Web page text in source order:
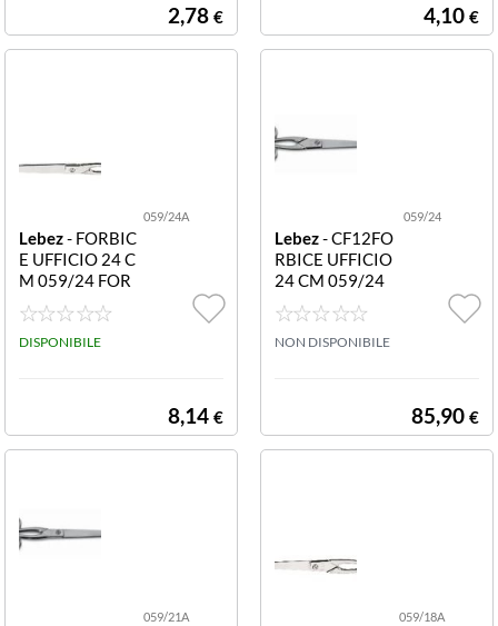
2,78 € 4,10 €
059/24A
Lebez- FORBIC
E UFFICIO 24 C
M 059/24 FOR
BICE UFFICIO 2
4 CM
DISPONIBILE
8,14 €
059/24
Lebez- CF12FO
RBICE UFFICIO
24 CM 059/24
A FORBICE UFF
ICIO 24 CM
NON DISPONIBILE
85,90 €
059/21A 059/18A